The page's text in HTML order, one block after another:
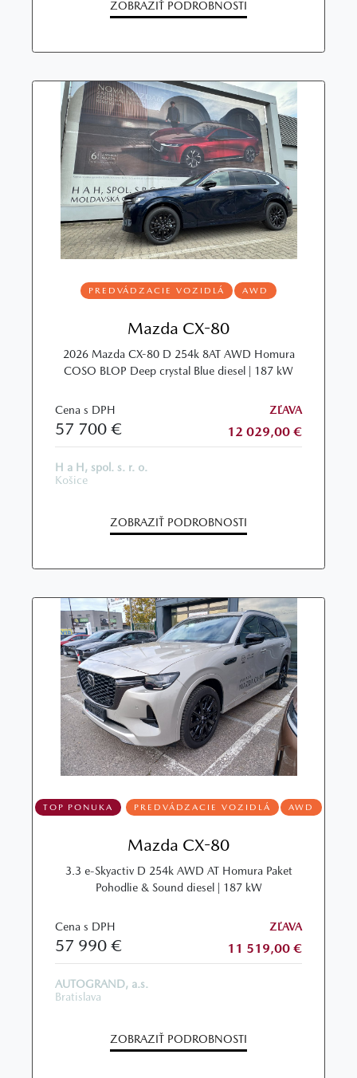
ZOBRAZIŤ PODROBNOSTI
PREDVÁDZACIE VOZIDLÁ AWD
Mazda CX-80
2026 Mazda CX-80 D 254k 8AT AWD Homura
COSO BLOP Deep crystal Blue diesel | 187 kW
Cena s DPH
57 700 €
ZĽAVA
12 029,00 €
H a H, spol. s. r. o.
Košice
ZOBRAZIŤ PODROBNOSTI
TOP PONUKA PREDVÁDZACIE VOZIDLÁ AWD
Mazda CX-80
3.3 e-Skyactiv D 254k AWD AT Homura Paket
Pohodlie & Sound diesel | 187 kW
Cena s DPH
57 990 €
ZĽAVA
11 519,00 €
AUTOGRAND, a.s.
Bratislava
ZOBRAZIŤ PODROBNOSTI